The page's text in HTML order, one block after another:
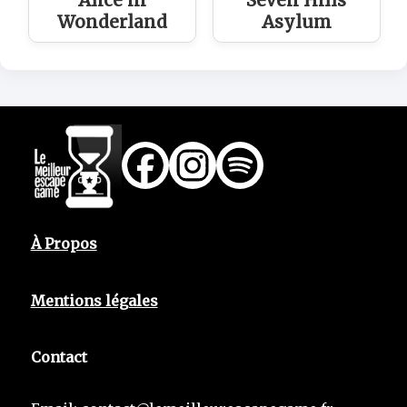
Wonderland
Asylum
À Propos
Mentions légales
Contact